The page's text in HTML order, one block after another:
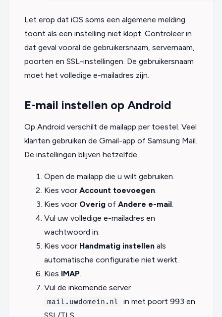
Let erop dat iOS soms een algemene melding
toont als een instelling niet klopt. Controleer in
dat geval vooral de gebruikersnaam, servernaam,
poorten en SSL-instellingen. De gebruikersnaam
moet het volledige e-mailadres zijn.
E-mail instellen op Android
Op Android verschilt de mailapp per toestel. Veel
klanten gebruiken de Gmail-app of Samsung Mail.
De instellingen blijven hetzelfde.
Open de mailapp die u wilt gebruiken.
Kies voor Account toevoegen.
Kies voor Overig of Andere e-mail.
Vul uw volledige e-mailadres en
wachtwoord in.
Kies voor Handmatig instellen als
automatische configuratie niet werkt.
Kies IMAP.
Vul de inkomende server
mail.uwdomein.nl
in met poort 993 en